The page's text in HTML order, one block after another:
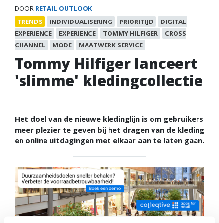
DOOR RETAIL OUTLOOK
TRENDS
INDIVIDUALISERING PRIORITIJD
DIGITAL
EXPERIENCE
EXPERIENCE TOMMY HILFIGER
CROSS
CHANNEL
MODE MAATWERK SERVICE
Tommy Hilfiger lanceert
'slimme' kledingcollectie
Het doel van de nieuwe kledinglijn is om gebruikers
meer plezier te geven bij het dragen van de kleding
en online uitdagingen met elkaar aan te laten gaan.